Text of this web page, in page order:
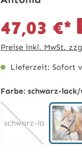
47,03 €*
Preise inkl. MwSt.
Lieferzeit: Sofort
Farbe: schwarz-
schwarz-lack/